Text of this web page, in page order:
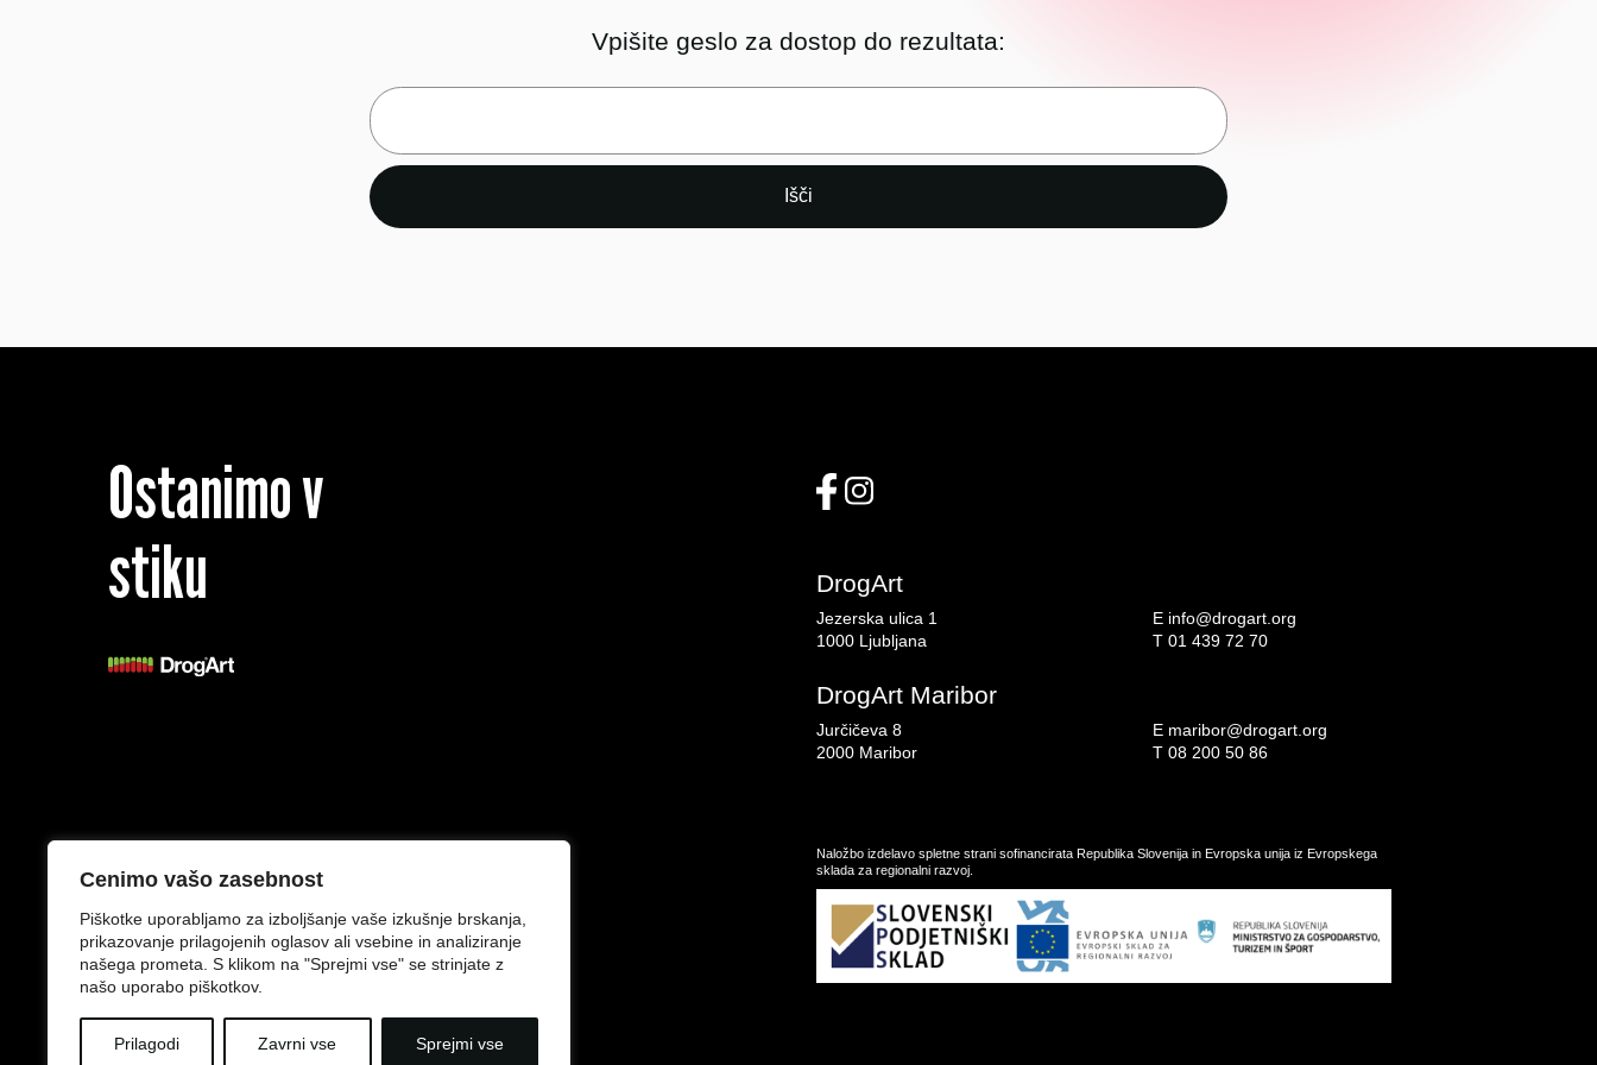
Cenimo vašo zasebnost
Piškotke uporabljamo za izboljšanje vaše izkušnje brskanja,
prikazovanje prilagojenih oglasov ali vsebine in analiziranje
našega prometa. S klikom na "Sprejmi vse" se strinjate z
našo uporabo piškotkov.
Prilagodi Zavrni vse Sprejmi vse
Vpišite geslo za dostop do rezultata:
Ostanimo v
stiku
DrogArt
Jezerska ulica 1
1000 Ljubljana
E info@drogart.org
T 01 439 72 70
DrogArt Maribor
Jurčičeva 8
2000 Maribor
E maribor@drogart.org
T 08 200 50 86
Naložbo izdelavo spletne strani sofinancirata Republika Slovenija in Evropska unija iz Evropskega
sklada za regionalni razvoj.